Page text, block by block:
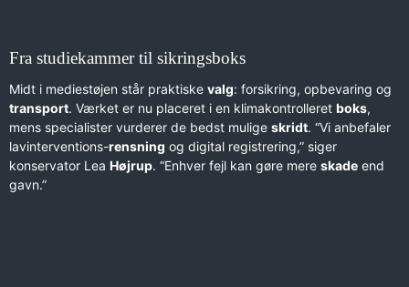
Fra studiekammer til sikringsboks
Midt i mediestøjen står praktiske valg: forsikring, opbevaring og
transport. Værket er nu placeret i en klimakontrolleret boks,
mens specialister vurderer de bedst mulige skridt. “Vi anbefaler
lavinterventions-rensning og digital registrering,” siger
konservator Lea Højrup. “Enhver fejl kan gøre mere skade end
gavn.”